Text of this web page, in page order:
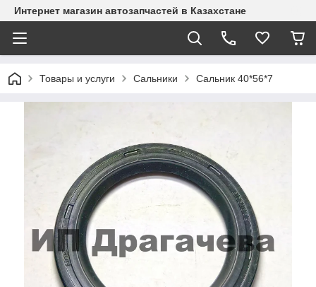
Интернет магазин автозапчастей в Казахстане
Товары и услуги Сальники Сальник 40*56*7